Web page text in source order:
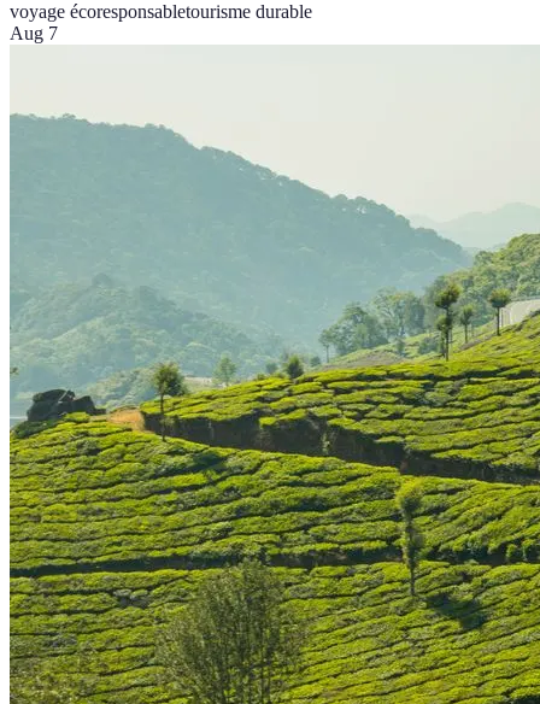
voyage écoresponsabletourisme durable
Aug 7